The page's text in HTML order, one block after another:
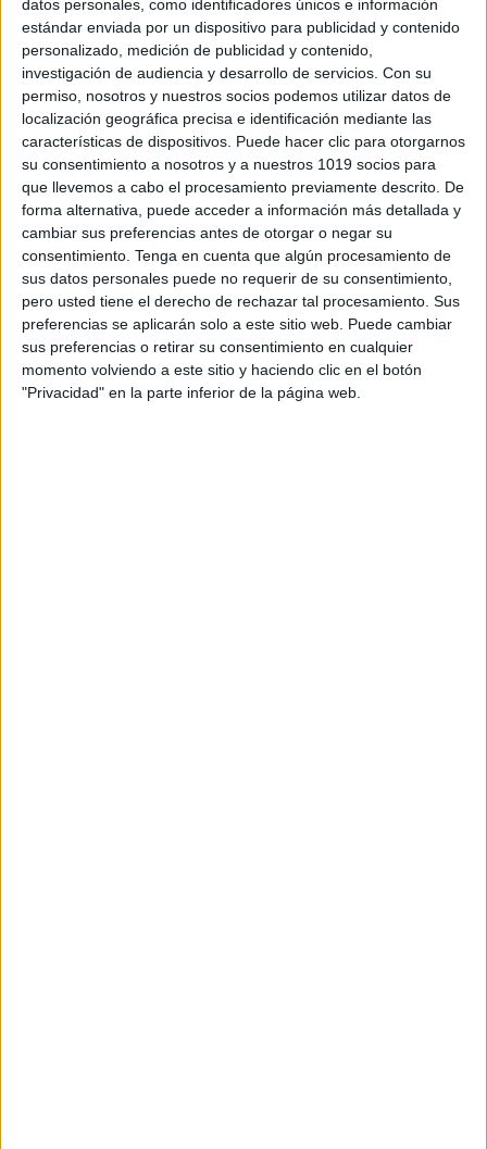
datos personales, como identificadores únicos e información
estándar enviada por un dispositivo para publicidad y contenido
personalizado, medición de publicidad y contenido,
investigación de audiencia y desarrollo de servicios. Con su
permiso, nosotros y nuestros socios podemos utilizar datos de
localización geográfica precisa e identificación mediante las
características de dispositivos. Puede hacer clic para otorgarnos
su consentimiento a nosotros y a nuestros 1019 socios para
que llevemos a cabo el procesamiento previamente descrito. De
forma alternativa, puede acceder a información más detallada y
cambiar sus preferencias antes de otorgar o negar su
consentimiento. Tenga en cuenta que algún procesamiento de
sus datos personales puede no requerir de su consentimiento,
pero usted tiene el derecho de rechazar tal procesamiento. Sus
preferencias se aplicarán solo a este sitio web. Puede cambiar
sus preferencias o retirar su consentimiento en cualquier
momento volviendo a este sitio y haciendo clic en el botón
"Privacidad" en la parte inferior de la página web.
hagan oraciones en negativa o incluso preguntas.